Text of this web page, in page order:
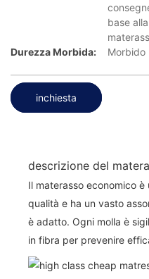
base
Durezza Morbida:
Morbido
inchiesta
descrizione del
Il materasso economico
qualità e ha un vasto
è adatto. Ogni molla è
in fibra per prevenire